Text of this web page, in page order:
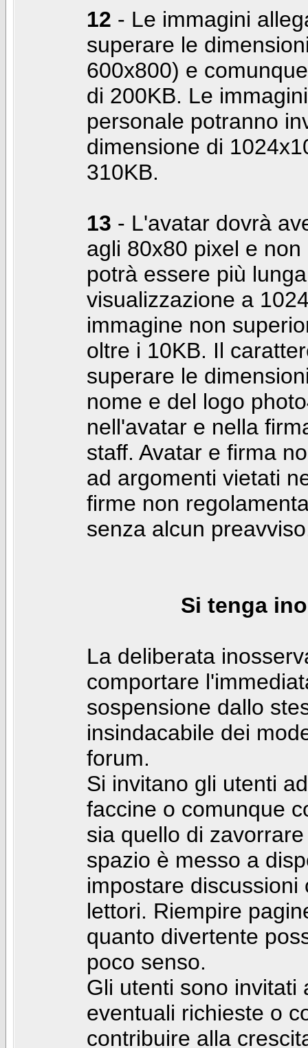
12 - Le immagini
superare le
600x800) e
di 200KB. Le
personale potranno
dimensione di
310KB.
13 - L'avatar dovrà
agli 80x80 pixel e
potrà essere più
visualizzazione a
immagine non
oltre i 10KB. Il
superare le
nome e del logo
nell'avatar e nella
staff. Avatar e firma
ad argomenti vietati
firme non
senza alcun
Si tenga
La deliberata
comportare
sospensione dallo
insindacabile dei
forum.
Si invitano gli utenti
faccine o comunque
sia quello di
spazio è messo a
impostare
lettori. Riempire
quanto divertente
poco senso.
Gli utenti sono invitati
eventuali richieste o
contribuire alla